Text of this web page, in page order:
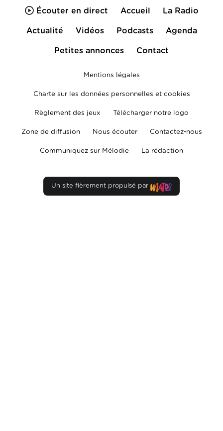
Écouter en direct Accueil La Radio
Actualité Vidéos Podcasts Agenda
Petites annonces Contact
Mentions légales
Charte sur les données personnelles et cookies
Règlement des jeux Télécharger notre logo
Zone de diffusion Nous écouter Contactez-nous
Communiquez sur Mélodie La rédaction
Un site fièrement propulsé par